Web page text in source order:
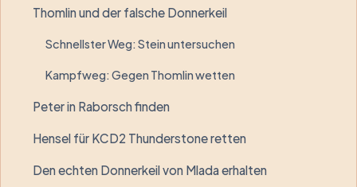
Thomlin und der falsche Donnerkeil
Schnellster Weg: Stein untersuchen
Kampfweg: Gegen Thomlin wetten
Peter in Raborsch finden
Hensel für KCD2 Thunderstone retten
Den echten Donnerkeil von Mlada erhalten